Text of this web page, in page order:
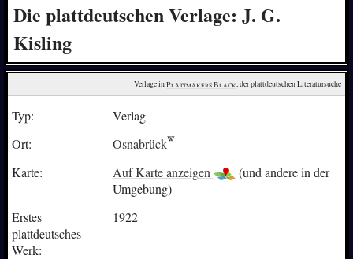
Die plattdeutschen Verlage: J. G.
Kisling
Verlage in Plattmakers Black, der plattdeutschen Literatursuche
Typ:
Verlag
Ort:
Osnabrück
Karte:
Auf Karte anzeigen
(und andere in der
Umgebung)
Erstes
plattdeutsches
Werk:
1922